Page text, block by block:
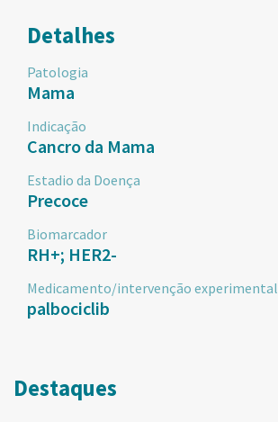
Detalhes
Patologia
Mama
Indicação
Cancro da Mama
Estadio da Doença
Precoce
Biomarcador
RH+; HER2-
Medicamento/intervenção experimental
palbociclib
Destaques